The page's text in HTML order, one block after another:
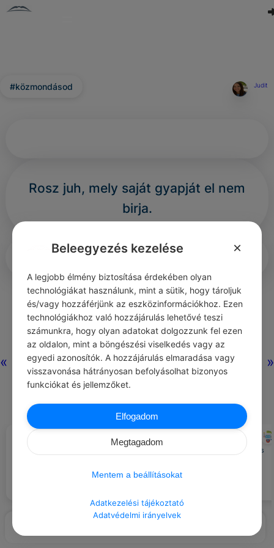
« »
#közmondásod Judit
Rosz juh, mely saját gyapját el nem
birja.
0 252
Nincs még hozzászólás.
#AJÁNLOTT NAPI
JÓCSELEKEDET
mailezésre.
CHATGPT
Tarts időszakos képernyőmentes
Beleegyezés kezelése ×
A legjobb élmény biztosítása érdekében olyan
technológiákat használunk, mint a sütik, hogy tároljuk
és/vagy hozzáférjünk az eszközinformációkhoz. Ezen
technológiákhoz való hozzájárulás lehetővé teszi
számunkra, hogy olyan adatokat dolgozzunk fel ezen
az oldalon, mint a böngészési viselkedés vagy az
egyedi azonosítók. A hozzájárulás elmaradása vagy
visszavonása hátrányosan befolyásolhat bizonyos
funkciókat és jellemzőket.
Elfogadom
Megtagadom
Mentem a beállításokat
Adatkezelési tájékoztató
Adatvédelmi irányelvek